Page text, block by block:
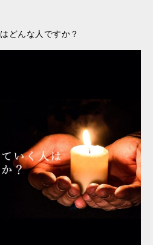
どんな人ですか？